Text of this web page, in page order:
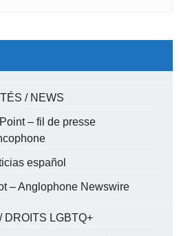
/ NEWS
– fil de presse
español
– Anglophone Newswire
DROITS LGBTQ+